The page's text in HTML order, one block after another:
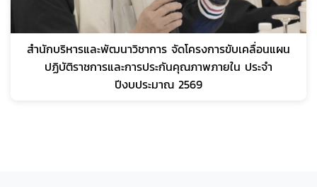
สำนักบริหารและพัฒนาวิชาการ จัดโครงการขับเคลื่อนแผน
ปฏิบัติราชการและการประกันคุณภาพภายใน ประจำ
ปีงบประมาณ 2569